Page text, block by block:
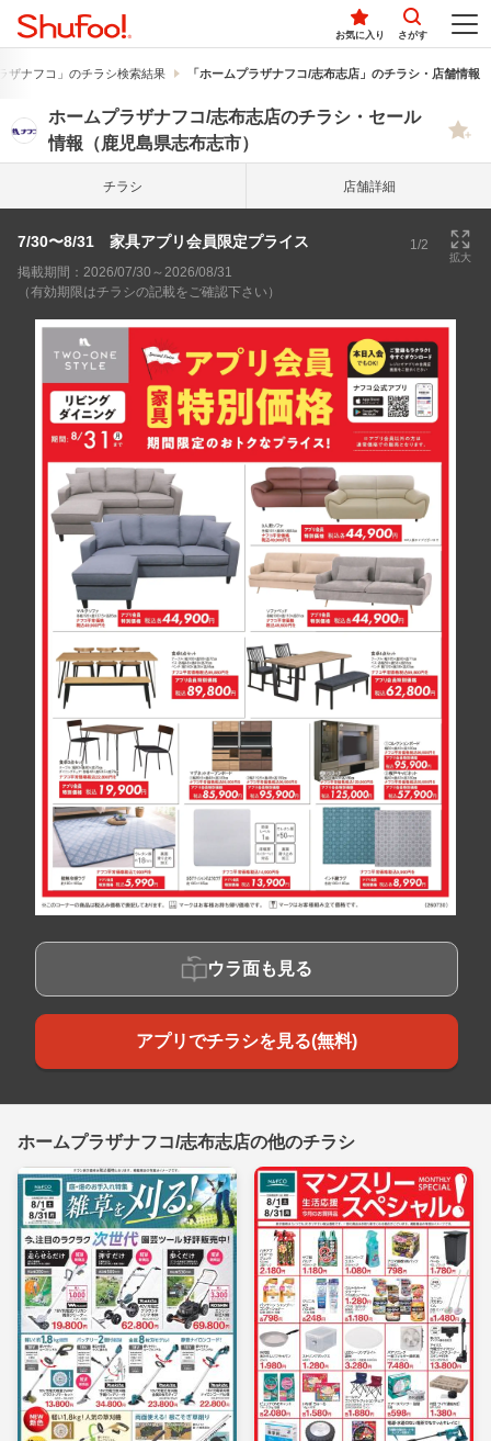
お気に入り さがす
ザナフコ」のチラシ検索結果 「ホームプラザナフコ/志布志店」のチラシ・店舗情報
ホームプラザナフコ/志布志店のチラシ・セール
情報（鹿児島県志布志市）
チラシ 店舗詳細
7/30〜8/31 家具アプリ会員限定プライス 1/2
拡大
掲載期間：2026/07/30～2026/08/31
（有効期限はチラシの記載をご確認下さい）
ウラ面も見る
アプリでチラシを見る(無料)
ホームプラザナフコ/志布志店の他のチラシ